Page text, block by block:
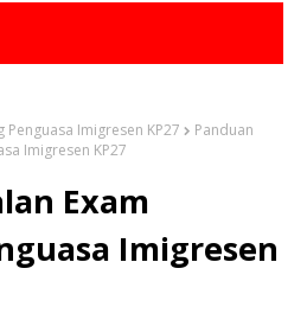
Imigresen KP27
Panduan
Imigresen KP27
Exam
Imigresen